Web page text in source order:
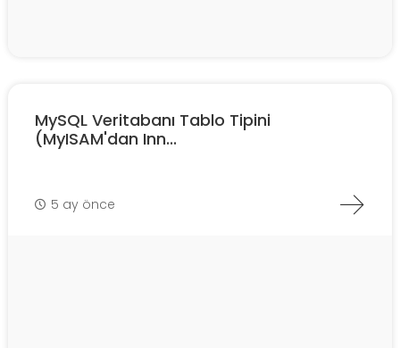
MySQL Veritabanı Tablo Tipini
(MyISAM'dan Inn...
5 ay önce